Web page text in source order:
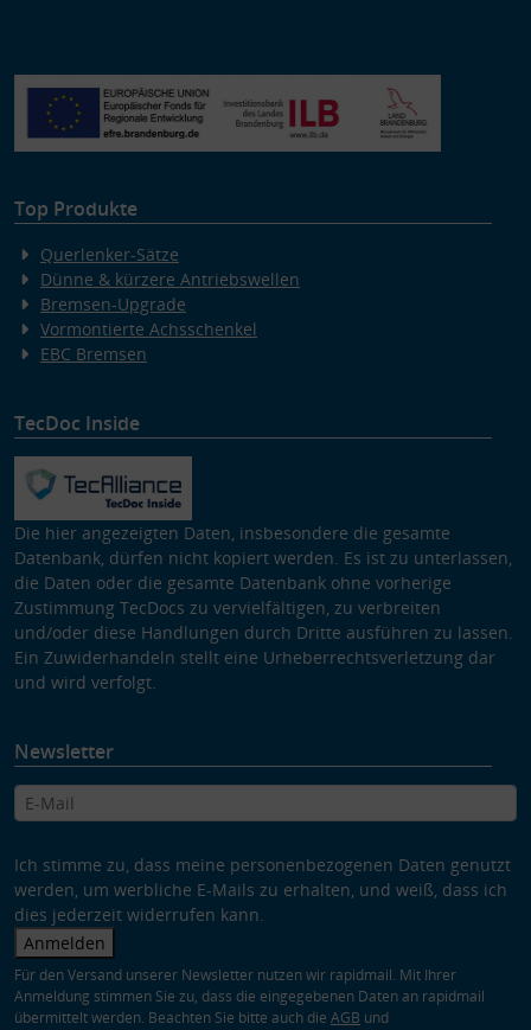
Top Produkte
Querlenker-Sätze
Dünne & kürzere Antriebswellen
Bremsen-Upgrade
Vormontierte Achsschenkel
EBC Bremsen
TecDoc Inside
Die hier angezeigten Daten, insbesondere die gesamte
Datenbank, dürfen nicht kopiert werden. Es ist zu unterlassen,
die Daten oder die gesamte Datenbank ohne vorherige
Zustimmung TecDocs zu vervielfältigen, zu verbreiten
und/oder diese Handlungen durch Dritte ausführen zu lassen.
Ein Zuwiderhandeln stellt eine Urheberrechtsverletzung dar
und wird verfolgt.
Newsletter
Ich stimme zu, dass meine personenbezogenen Daten genutzt
werden, um werbliche E-Mails zu erhalten, und weiß, dass ich
dies jederzeit widerrufen kann.
Anmelden
Für den Versand unserer Newsletter nutzen wir rapidmail. Mit Ihrer
Anmeldung stimmen Sie zu, dass die eingegebenen Daten an rapidmail
übermittelt werden. Beachten Sie bitte auch die AGB und